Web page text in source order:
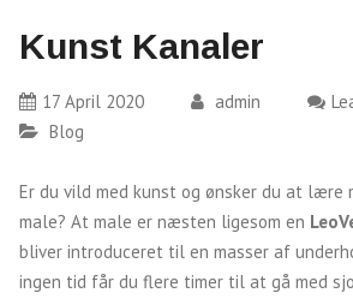
Kunst Kanaler
17 April 2020 admin
Blog
Er du vild med kunst og ønsker du at lære
male? At male er næsten ligesom en
bliver introduceret til en masser af
ingen tid får du flere timer til at gå med